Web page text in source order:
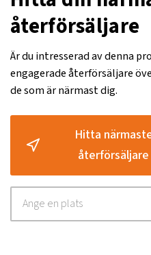
återförsäljare
Är du intresserad av denna
engagerade återförsäljare
de som är närmast dig.
Hitta
återförsäljare